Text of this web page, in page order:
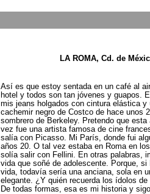
LA ROMA, Cd. de
Así es que estoy sentada en un café al
hotel y todos son tan jóvenes y guapos.
mis jeans holgados con cintura elástica y
cachemir negro de Costco de hace unos
sombrero de Berkeley. Pretendo que esta
vez fue una artista famosa de cine
salía con Picasso. Mi París, donde fui
años 20. O tal vez estaba en Roma en
solía salir con Fellini. En otras palabras,
vida que soñé de adolescente. Porque, si
vida, todavía sería una anciana, sola en
elegante. ¿Y quién recuerda los ídolos de
De todas formas, esa es mi historia y